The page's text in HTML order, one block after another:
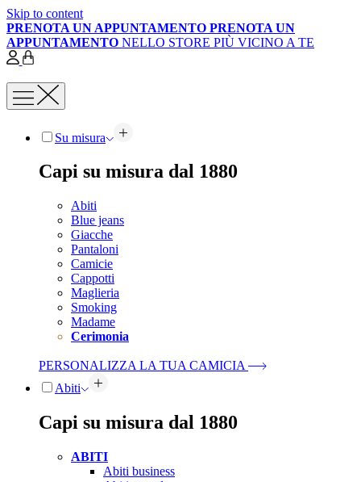
Skip to content
PRENOTA UN APPUNTAMENTO PRENOTA UN
APPUNTAMENTO NELLO STORE PIÙ VICINO A TE
Su misura
Capi su misura dal 1880
Abiti
Blue jeans
Giacche
Pantaloni
Camicie
Cappotti
Maglieria
Smoking
Madame
Cerimonia
PERSONALIZZA LA TUA CAMICIA
Abiti
Capi su misura dal 1880
ABITI
Abiti business